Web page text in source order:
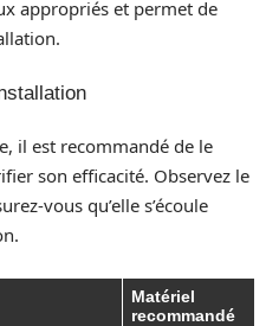
appropriés et permet de
il est recommandé de le
son efficacité. Observez le
vous qu’elle s’écoule
Matériel
recommandé